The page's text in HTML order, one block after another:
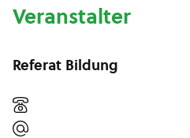
Veranstalter
Referat Bildung